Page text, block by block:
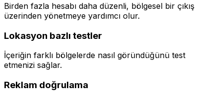
Birden fazla hesabı daha düzenli, bölgesel bir çıkış
üzerinden yönetmeye yardımcı olur.
Lokasyon bazlı testler
İçeriğin farklı bölgelerde nasıl göründüğünü test
etmenizi sağlar.
Reklam doğrulama